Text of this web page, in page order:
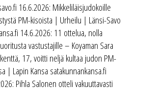
16.6.2026: Mikkeliläisjudokoille
PM-kisoista | Urheilu | Länsi-Savo
14.6.2026: 11 ottelua, nolla
vastustajille – Koyaman Sara
17, voitti neljä kultaa judon PM-
| Lapin Kansa satakunnankansa.fi
Pihla Salonen otteli vakuuttavasti